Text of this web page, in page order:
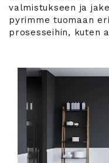
valmistukseen ja
pyrimme tuomaan
prosesseihin, kuten